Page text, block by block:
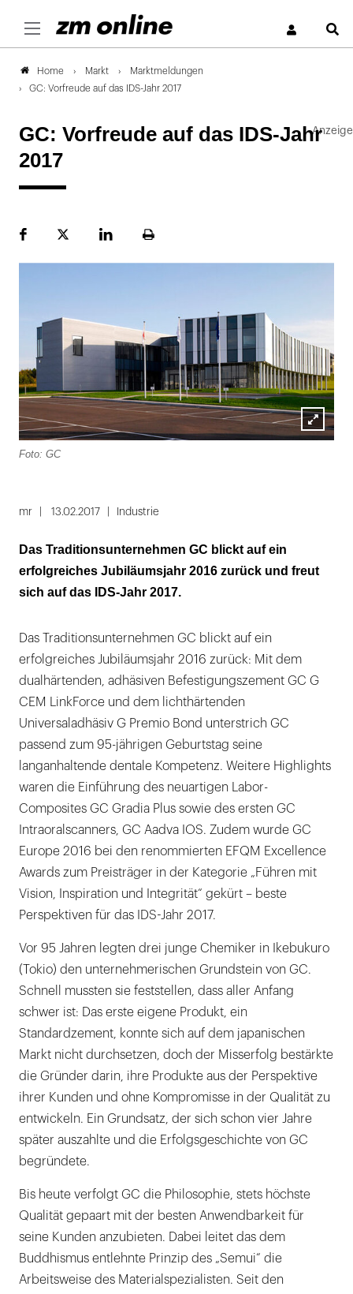
Home Markt
Marktmeldungen
GC: Vorfreude auf das IDS-Jahr 2017
GC: Vorfreude auf das IDS-Jahr
2017
FacebookPlattformLinekdInSeite
Lightbox
Foto: GC
mr 13.02.2017 Industrie
Das Traditionsunternehmen GC blickt auf ein
erfolgreiches Jubiläumsjahr 2016 zurück und freut
sich auf das IDS-Jahr 2017.
Das Traditionsunternehmen GC blickt auf ein
erfolgreiches Jubiläumsjahr 2016 zurück: Mit dem
dualhärtenden, adhäsiven Befestigungszement GC G
CEM LinkForce und dem lichthärtenden
Universaladhäsiv G Premio Bond unterstrich GC
passend zum 95-jährigen Geburtstag seine
langanhaltende dentale Kompetenz. Weitere Highlights
waren die Einführung des neuartigen Labor-
Composites GC Gradia Plus sowie des ersten GC
Intraoralscanners, GC Aadva IOS. Zudem wurde GC
Europe 2016 bei den renommierten EFQM Excellence
Awards zum Preisträger in der Kategorie „Führen mit
Vision, Inspiration und Integrität“ gekürt – beste
Perspektiven für das IDS-Jahr 2017.
Vor 95 Jahren legten drei junge Chemiker in Ikebukuro
(Tokio) den unternehmerischen Grundstein von GC.
Schnell mussten sie feststellen, dass aller Anfang
schwer ist: Das erste eigene Produkt, ein
Standardzement, konnte sich auf dem japanischen
Markt nicht durchsetzen, doch der Misserfolg bestärkte
die Gründer darin, ihre Produkte aus der Perspektive
ihrer Kunden und ohne Kompromisse in der Qualität zu
entwickeln. Ein Grundsatz, der sich schon vier Jahre
später auszahlte und die Erfolgsgeschichte von GC
begründete.
Bis heute verfolgt GC die Philosophie, stets höchste
Qualität gepaart mit der besten Anwendbarkeit für
seine Kunden anzubieten. Dabei leitet das dem
Buddhismus entlehnte Prinzip des „Semui“ die
Arbeitsweise des Materialspezialisten. Seit den